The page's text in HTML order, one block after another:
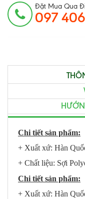
Đặt Mua Qua
097
Chi tiết sản phẩm:
+ Xuất xứ: Hàn
+ Chất liệu: Sợi
Chi tiết sản phẩm:
+ Xuất xứ: Hàn